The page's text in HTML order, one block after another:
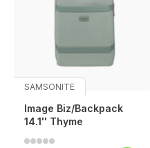
SAMSONITE
Image Biz/Backpack
14.1'' Thyme